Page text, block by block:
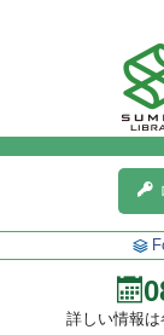
詳しい情報は